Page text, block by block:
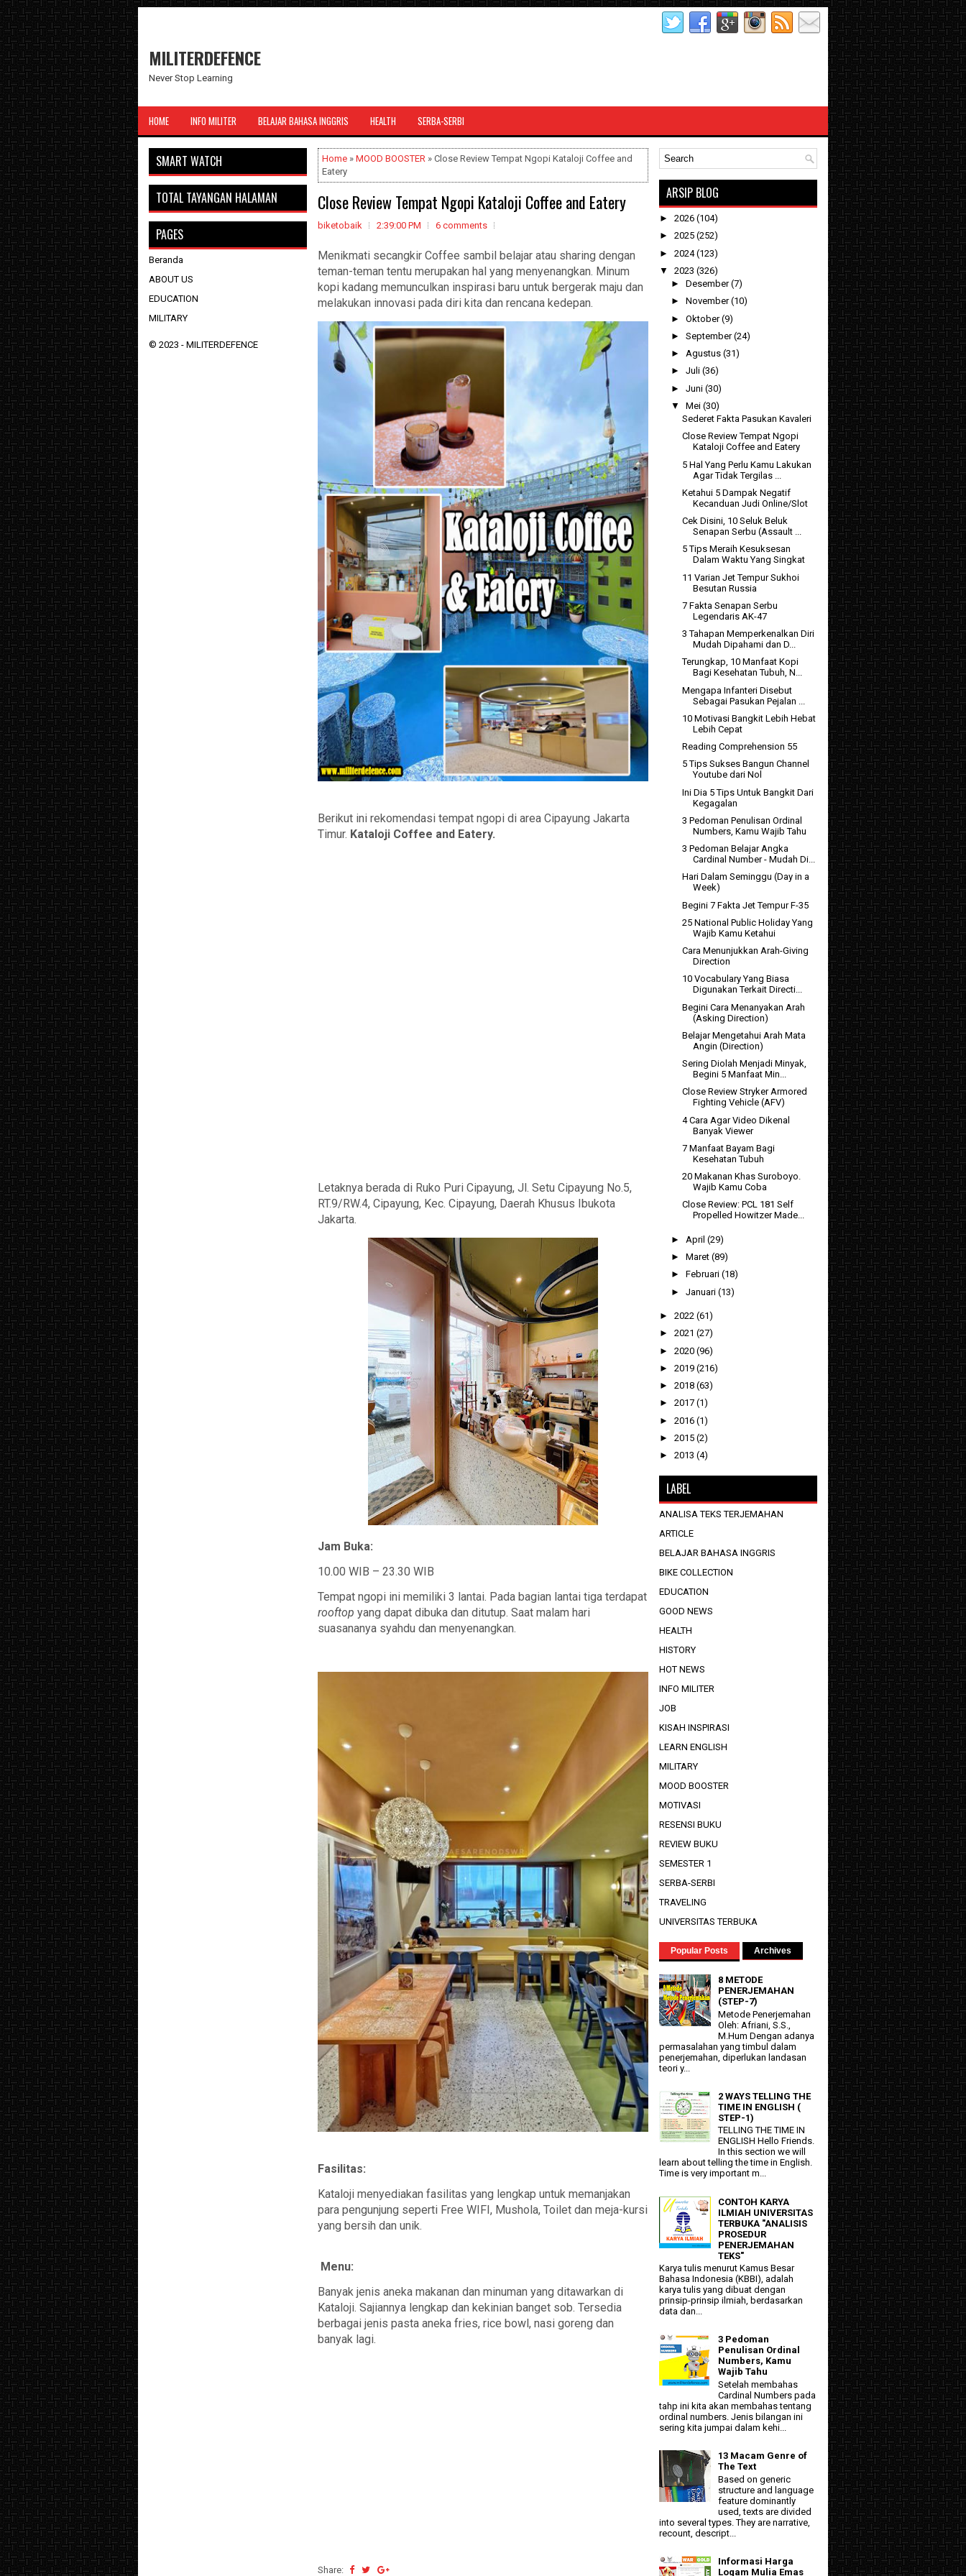
MILITERDEFENCE
Never Stop Learning
HOME INFO MILITER BELAJAR BAHASA INGGRIS HEALTH SERBA-SERBI
Home » MOOD BOOSTER » Close Review Tempat Ngopi Kataloji Coffee and
Eatery
Close Review Tempat Ngopi Kataloji Coffee and Eatery
biketobaik 2:39:00 PM 6 comments
Menikmati secangkir Coffee sambil belajar atau sharing dengan
teman-teman tentu merupakan hal yang menyenangkan. Minum
kopi kadang memunculkan inspirasi baru untuk bergerak maju dan
melakukan innovasi pada diri kita dan rencana kedepan.
Berikut ini rekomendasi tempat ngopi di area Cipayung Jakarta
Timur. Kataloji Coffee and Eatery.
Letaknya berada di Ruko Puri Cipayung, Jl. Setu Cipayung No.5,
RT.9/RW.4, Cipayung, Kec. Cipayung, Daerah Khusus Ibukota
Jakarta.
Jam Buka:
10.00 WIB – 23.30 WIB
Tempat ngopi ini memiliki 3 lantai. Pada bagian lantai tiga terdapat
rooftop yang dapat dibuka dan ditutup. Saat malam hari
suasananya syahdu dan menyenangkan.
Fasilitas:
Kataloji menyediakan fasilitas yang lengkap untuk memanjakan
para pengunjung seperti Free WIFI, Mushola, Toilet dan meja-kursi
yang bersih dan unik.
Menu:
Banyak jenis aneka makanan dan minuman yang ditawarkan di
Kataloji. Sajiannya lengkap dan kekinian banget sob. Tersedia
berbagai jenis pasta aneka fries, rice bowl, nasi goreng dan
banyak lagi.
Share:
SMART WATCH
TOTAL TAYANGAN HALAMAN
PAGES
Beranda
ABOUT US
EDUCATION
MILITARY
© 2023 - MILITERDEFENCE
ARSIP BLOG
► 2026 (104)
► 2025 (252)
► 2024(123)
▼ 2023 (326)
► Desember(7)
► November(10)
► Oktober(9)
► September(24)
► Agustus (31)
► Juli (36)
► Juni (30)
▼ Mei (30)
Sederet Fakta Pasukan Kavaleri
Close Review Tempat Ngopi
Kataloji Coffee and Eatery
5 Hal Yang Perlu Kamu Lakukan
Agar Tidak Tergilas ...
Ketahui 5 Dampak Negatif
Kecanduan Judi Online/Slot
Cek Disini, 10 Seluk Beluk
Senapan Serbu (Assault ...
5 Tips Meraih Kesuksesan
Dalam Waktu Yang Singkat
11 Varian Jet Tempur Sukhoi
Besutan Russia
7 Fakta Senapan Serbu
Legendaris AK-47
3 Tahapan Memperkenalkan Diri
Mudah Dipahami dan D...
Terungkap, 10 Manfaat Kopi
Bagi Kesehatan Tubuh, N...
Mengapa Infanteri Disebut
Sebagai Pasukan Pejalan ...
10 Motivasi Bangkit Lebih Hebat
Lebih Cepat
Reading Comprehension 55
5 Tips Sukses Bangun Channel
Youtube dari Nol
Ini Dia 5 Tips Untuk Bangkit Dari
Kegagalan
3 Pedoman Penulisan Ordinal
Numbers, Kamu Wajib Tahu
3 Pedoman Belajar Angka
Cardinal Number - Mudah Di...
Hari Dalam Seminggu (Day in a
Week)
Begini 7 Fakta Jet Tempur F-35
25 National Public Holiday Yang
Wajib Kamu Ketahui
Cara Menunjukkan Arah-Giving
Direction
10 Vocabulary Yang Biasa
Digunakan Terkait Directi...
Begini Cara Menanyakan Arah
(Asking Direction)
Belajar Mengetahui Arah Mata
Angin (Direction)
Sering Diolah Menjadi Minyak,
Begini 5 Manfaat Min...
Close Review Stryker Armored
Fighting Vehicle (AFV)
4 Cara Agar Video Dikenal
Banyak Viewer
7 Manfaat Bayam Bagi
Kesehatan Tubuh
20 Makanan Khas Suroboyo.
Wajib Kamu Coba
Close Review: PCL 181 Self
Propelled Howitzer Made...
► April (29)
► Maret (89)
► Februari (18)
► Januari (13)
► 2022 (61)
► 2021 (27)
► 2020 (96)
► 2019 (216)
► 2018 (63)
► 2017 (1)
► 2016 (1)
► 2015 (2)
► 2013 (4)
LABEL
ANALISA TEKS TERJEMAHAN
ARTICLE
BELAJAR BAHASA INGGRIS
BIKE COLLECTION
EDUCATION
GOOD NEWS
HEALTH
HISTORY
HOT NEWS
INFO MILITER
JOB
KISAH INSPIRASI
LEARN ENGLISH
MILITARY
MOOD BOOSTER
MOTIVASI
RESENSI BUKU
REVIEW BUKU
SEMESTER 1
SERBA-SERBI
TRAVELING
UNIVERSITAS TERBUKA
Popular Posts Archives
8 METODE
PENERJEMAHAN
(STEP-7)
Metode Penerjemahan
Oleh: Afriani, S.S.,
M.Hum Dengan adanya
permasalahan yang timbul dalam
penerjemahan, diperlukan landasan
teori y...
2 WAYS TELLING THE
TIME IN ENGLISH (
STEP-1)
TELLING THE TIME IN
ENGLISH Hello Friends.
In this section we will
learn about telling the time in English.
Time is very important m...
CONTOH KARYA
ILMIAH UNIVERSITAS
TERBUKA "ANALISIS
PROSEDUR
PENERJEMAHAN
TEKS"
Karya tulis menurut Kamus Besar
Bahasa Indonesia (KBBI), adalah
karya tulis yang dibuat dengan
prinsip-prinsip ilmiah, berdasarkan
data dan...
3 Pedoman
Penulisan Ordinal
Numbers, Kamu
Wajib Tahu
Setelah membahas
Cardinal Numbers pada
tahp ini kita akan membahas tentang
ordinal numbers. Jenis bilangan ini
sering kita jumpai dalam kehi...
13 Macam Genre of
The Text
Based on generic
structure and language
feature dominantly
used, texts are divided
into several types. They are narrative,
recount, descript...
Informasi Harga
Logam Mulia Emas